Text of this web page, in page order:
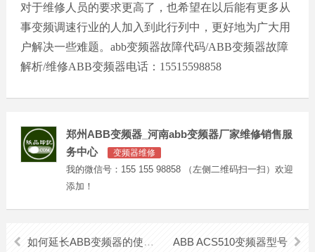
对于维修人员的要求更高了，也希望在以后能有更多从
事变频调速行业的人加入到此行列中，更好地为广大用
户解决一些难题。abb变频器故障代码/ABB变频器故障
解析/维修ABB变频器电话：15515598858
郑州ABB变频器_河南abb变频器厂家维修销售服
务中心
变频器维修
我的微信号：155 155 98858 （左侧二维码扫一扫）欢迎
添加！
如何延长ABB变频器的使用寿命 ABB ACS510变频器型号